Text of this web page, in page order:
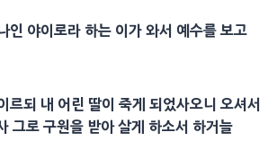
인 야이로라 하는 이가 와서 예수를 보고
르되 내 어린 딸이 죽게 되었사오니 오셔서
그로 구원을 받아 살게 하소서 하거늘